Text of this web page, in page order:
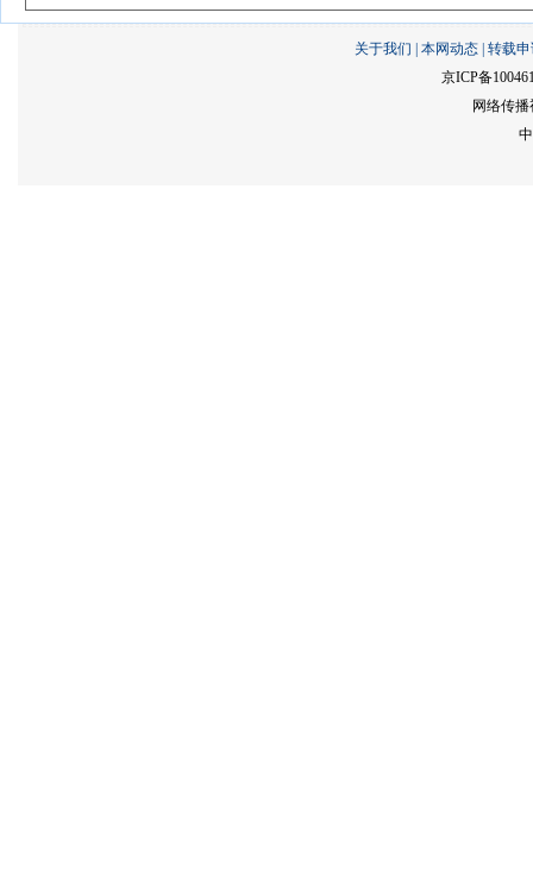
关于我们 本网动态 转载
京ICP备
网络传